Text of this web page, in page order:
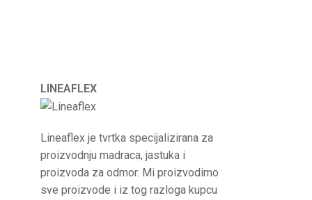
LINEAFLEX
Lineaflex je tvrtka specijalizirana za
proizvodnju madraca, jastuka i
proizvoda za odmor. Mi proizvodimo
sve proizvode i iz tog razloga kupcu